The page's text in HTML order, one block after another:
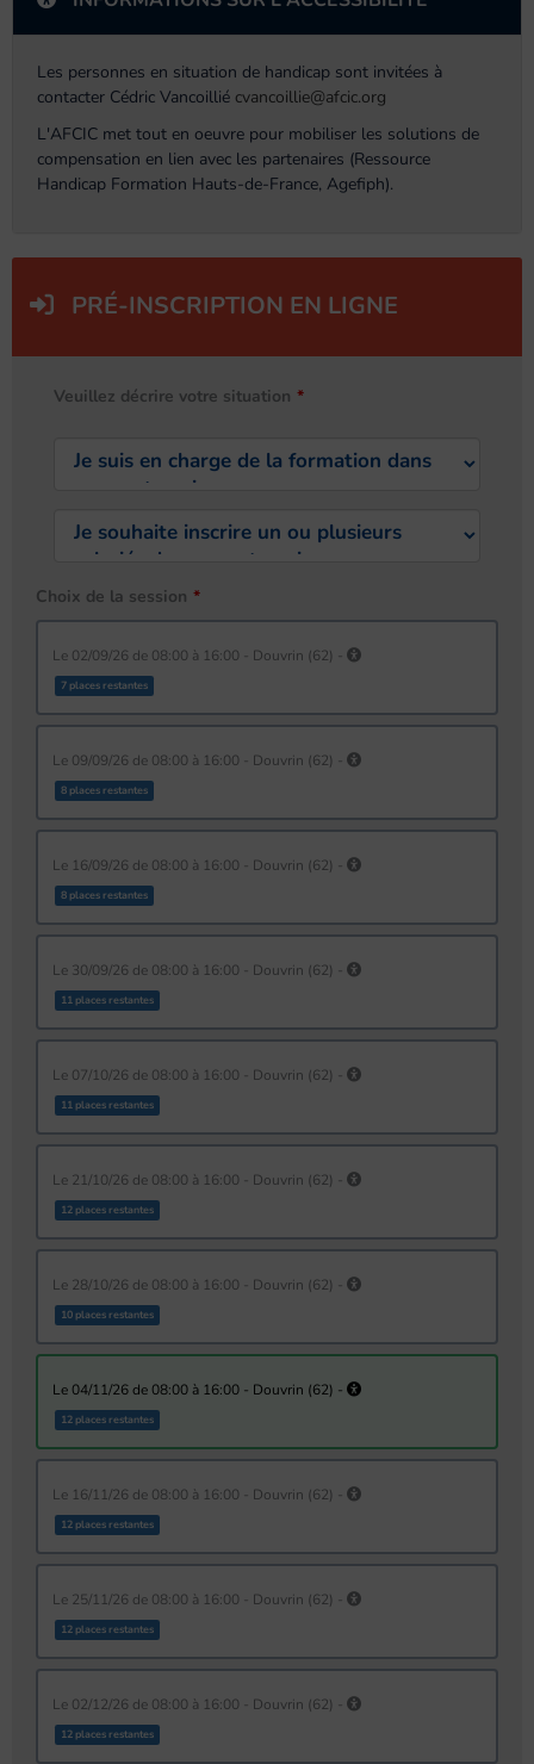
Les personnes en situation de handicap sont invitées à
contacter Cédric Vancoillié cvancoillie@afcic.org
L'AFCIC met tout en oeuvre pour mobiliser les solutions de
compensation en lien avec les partenaires (Ressource
Handicap Formation Hauts-de-France, Agefiph).
PRÉ-INSCRIPTION EN LIGNE
Veuillez décrire votre situation
Choix de la session
le 02/09/26 de 08:00 à 16:00 - Douvrin (62) -
7 places restantes
le 09/09/26 de 08:00 à 16:00 - Douvrin (62) -
8 places restantes
le 16/09/26 de 08:00 à 16:00 - Douvrin (62) -
8 places restantes
le 30/09/26 de 08:00 à 16:00 - Douvrin (62) -
11 places restantes
le 07/10/26 de 08:00 à 16:00 - Douvrin (62) -
11 places restantes
le 21/10/26 de 08:00 à 16:00 - Douvrin (62) -
12 places restantes
le 28/10/26 de 08:00 à 16:00 - Douvrin (62) -
10 places restantes
le 04/11/26 de 08:00 à 16:00 - Douvrin (62) -
12 places restantes
le 16/11/26 de 08:00 à 16:00 - Douvrin (62) -
12 places restantes
le 25/11/26 de 08:00 à 16:00 - Douvrin (62) -
12 places restantes
le 02/12/26 de 08:00 à 16:00 - Douvrin (62) -
12 places restantes